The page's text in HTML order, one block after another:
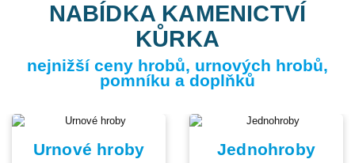
NABÍDKA KAMENICTVÍ
KŮRKA
nejnižší ceny hrobů, urnových hrobů,
pomníku a doplňků
Urnové hroby Jednohroby